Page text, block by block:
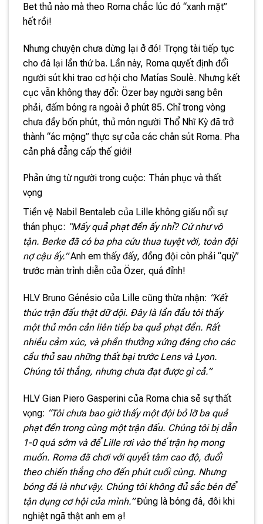
Bet thủ nào mà theo Roma chắc lúc đó “xanh mặt”
hết rồi!
Nhưng chuyện chưa dừng lại ở đó! Trọng tài tiếp tục
cho đá lại lần thứ ba. Lần này, Roma quyết định đổi
người sút khi trao cơ hội cho Matías Soulè. Nhưng kết
cục vẫn không thay đổi: Özer bay người sang bên
phải, đấm bóng ra ngoài ở phút 85. Chỉ trong vòng
chưa đầy bốn phút, thủ môn người Thổ Nhĩ Kỳ đã trở
thành “ác mộng” thực sự của các chân sút Roma. Pha
cản phá đẳng cấp thế giới!
Phản ứng từ người trong cuộc: Thán phục và thất
vọng
Tiền vệ Nabil Bentaleb của Lille không giấu nổi sự
thán phục: “Mấy quả phạt đền ấy nhỉ? Cứ như vô
tận. Berke đã có ba pha cứu thua tuyệt vời, toàn đội
nợ cậu ấy.”Anh em thấy đấy, đồng đội còn phải “quỳ”
trước màn trình diễn của Özer, quá đỉnh!
HLV Bruno Génésio của Lille cũng thừa nhận: “Kết
thúc trận đấu thật dữ dội. Đây là lần đầu tôi thấy
một thủ môn cản liên tiếp ba quả phạt đền. Rất
nhiều cảm xúc, và phần thưởng xứng đáng cho các
cầu thủ sau những thất bại trước Lens và Lyon.
Chúng tôi thắng, nhưng chưa đạt được gì cả.”
HLV Gian Piero Gasperini của Roma chia sẻ sự thất
vọng: “Tôi chưa bao giờ thấy một đội bỏ lỡ ba quả
phạt đền trong cùng một trận đấu. Chúng tôi bị dẫn
1-0 quá sớm và để Lille rơi vào thế trận họ mong
muốn. Roma đã chơi với quyết tâm cao độ, đuổi
theo chiến thắng cho đến phút cuối cùng. Nhưng
bóng đá là như vậy. Chúng tôi không đủ sắc bén để
tận dụng cơ hội của mình.”Đúng là bóng đá, đôi khi
nghiệt ngã thật anh em ạ!